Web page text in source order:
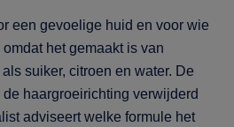
een gevoelige huid en voor wie
het gemaakt is van
suiker, citroen en water. De
haargroeirichting verwijderd
adviseert welke formule het